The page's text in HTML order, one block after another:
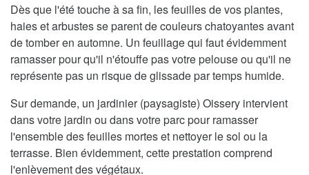
Dès que l'été touche à sa fin, les feuilles de vos plantes,
haies et arbustes se parent de couleurs chatoyantes avant
de tomber en automne. Un feuillage qui faut évidemment
ramasser pour qu'il n'étouffe pas votre pelouse ou qu'il ne
représente pas un risque de glissade par temps humide.
Sur demande, un jardinier (paysagiste) Oissery intervient
dans votre jardin ou dans votre parc pour ramasser
l'ensemble des feuilles mortes et nettoyer le sol ou la
terrasse. Bien évidemment, cette prestation comprend
l'enlèvement des végétaux.